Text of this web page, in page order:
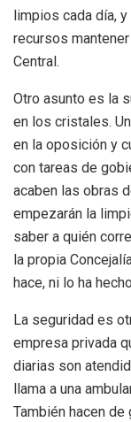
limpios cada día,
recursos
Central.
Otro asunto es la
en los cristales.
en la oposición y
con tareas de
acaben las obras
empezarán la
saber a quién
la propia
hace, ni lo ha
La seguridad es
empresa privada
diarias son
llama a una
También hacen